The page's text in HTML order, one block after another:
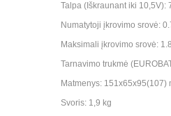
Talpa (Iškraunant iki 10,5V):
Numatytoji įkrovimo srovė:
Maksimali įkrovimo srovė:
Tarnavimo trukmė
Matmenys: 151x65x95(107)
Svoris: 1,9 kg